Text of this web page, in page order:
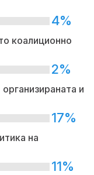
4%
коалиционно
2%
и
17%
на
11%